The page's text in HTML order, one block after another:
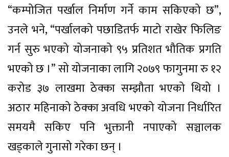
“कम्पोजित पर्खाल निर्माण गर्ने काम सकिएको छ”,
उनले भने, “पर्खालको पछाडितर्फ माटो राखेर फिलिङ
गर्न सुरु भएको योजनाको ९५ प्रतिशत भौतिक प्रगति
भएको छ ।” सो योजनाका लागि २०७९ फागुनमा रु १२
करोड ३७ लाखमा ठेक्का सम्झौता भएको थियो ।
अठार महिनाको ठेक्का अवधि भएको योजना निर्धारित
समयमै सकिए पनि भुक्तानी नपाएको सञ्चालक
खड्काले गुनासो गरेका छन् ।